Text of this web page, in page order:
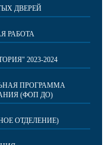
ДВЕРЕЙ
РАБОТА
2023-2024
ПРОГРАММА
(ФОП ДО)
ОТДЕЛЕНИЕ)